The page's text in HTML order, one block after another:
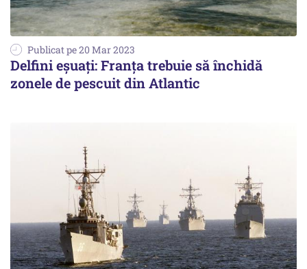
Publicat pe 20 Mar 2023
Delfini eşuaţi: Franţa trebuie să închidă
zonele de pescuit din Atlantic